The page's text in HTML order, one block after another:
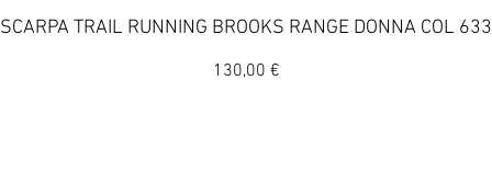
Vista rapida
SCARPA TRAIL RUNNING BROOKS RANGE DONNA COL 633
Prezzo
130,00 €